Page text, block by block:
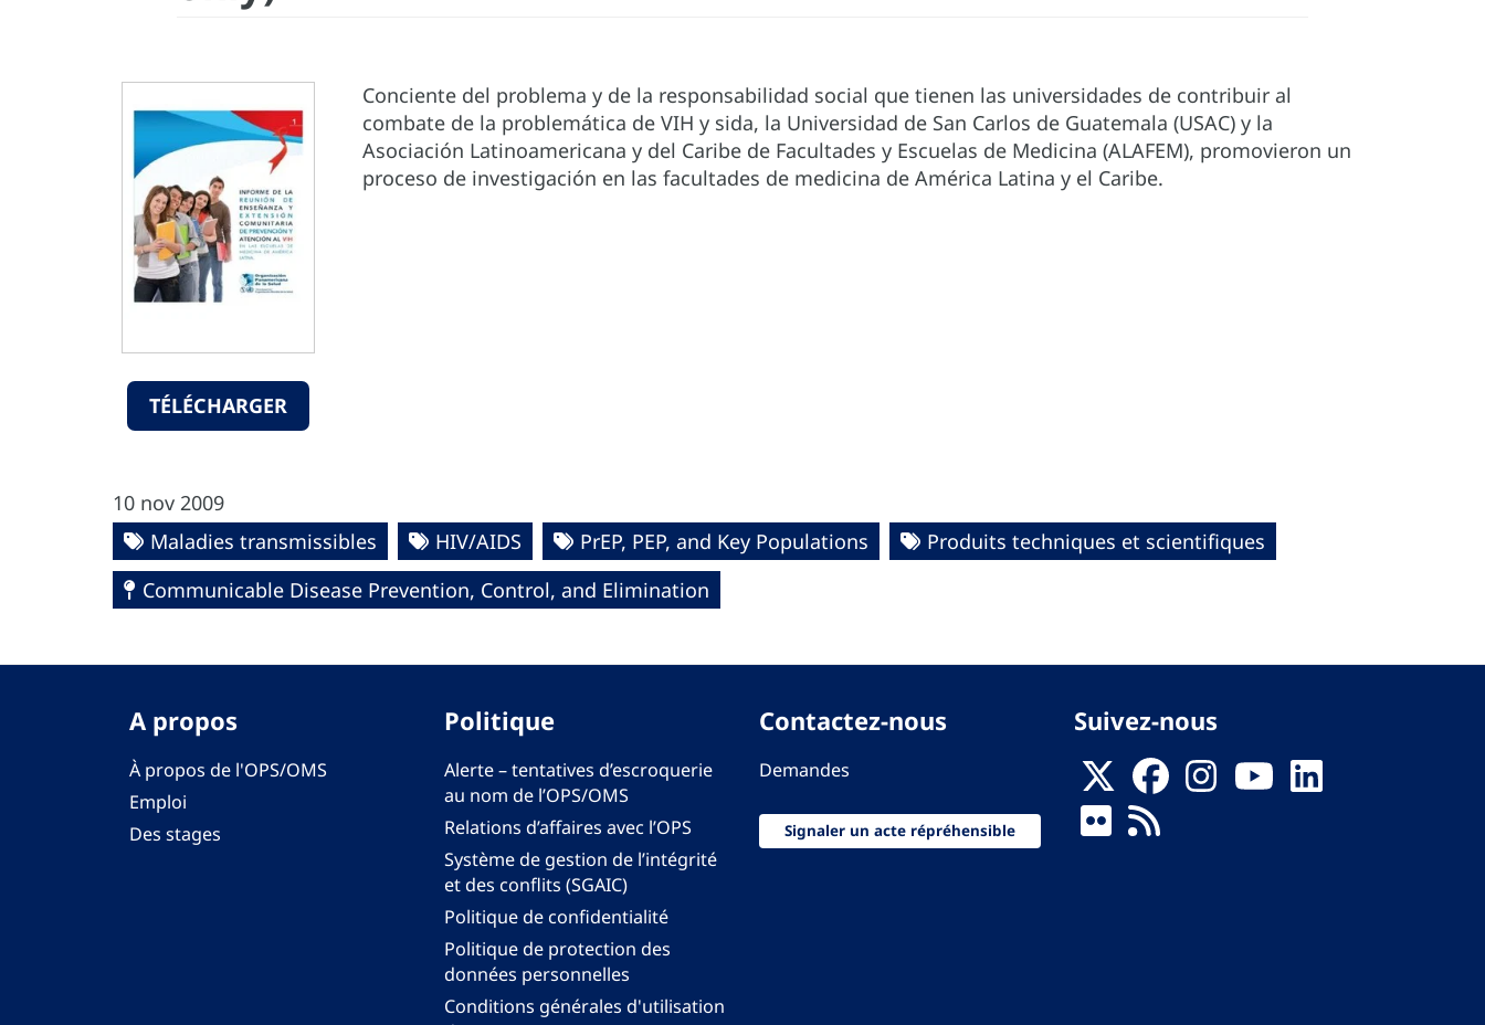
TÉLÉCHARGER
Conciente del problema y de la responsabilidad social que tienen las universidades de contribuir al
combate de la problemática de VIH y sida, la Universidad de San Carlos de Guatemala (USAC) y la
Asociación Latinoamericana y del Caribe de Facultades y Escuelas de Medicina (ALAFEM), promovieron un
proceso de investigación en las facultades de medicina de América Latina y el Caribe.
10 nov 2009
Maladies transmissibles
HIV/AIDS PrEP, PEP, and Key Populations
Produits techniques et scientifiques
Communicable Disease Prevention, Control, and Elimination
A propos
À propos de l'OPS/OMS
Emploi
Des stages
Politique
Alerte – tentatives d’escroquerie
au nom de l’OPS/OMS
Relations d’affaires avec l’OPS
Système de gestion de l’intégrité
et des conflits (SGAIC)
Politique de confidentialité
Politique de protection des
données personnelles
Conditions générales d'utilisation
Contactez-nous
Demandes
Signaler un acte répréhensible
Suivez-nous